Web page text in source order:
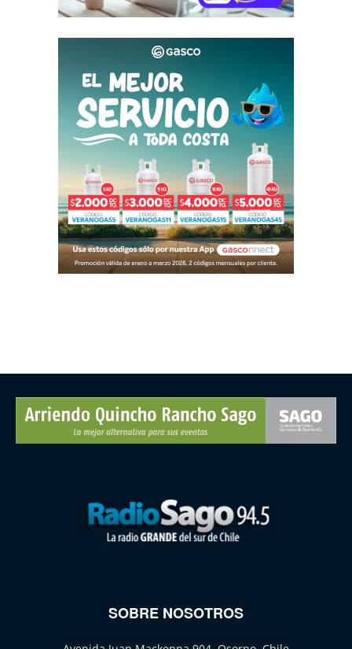
SOBRE NOSOTROS